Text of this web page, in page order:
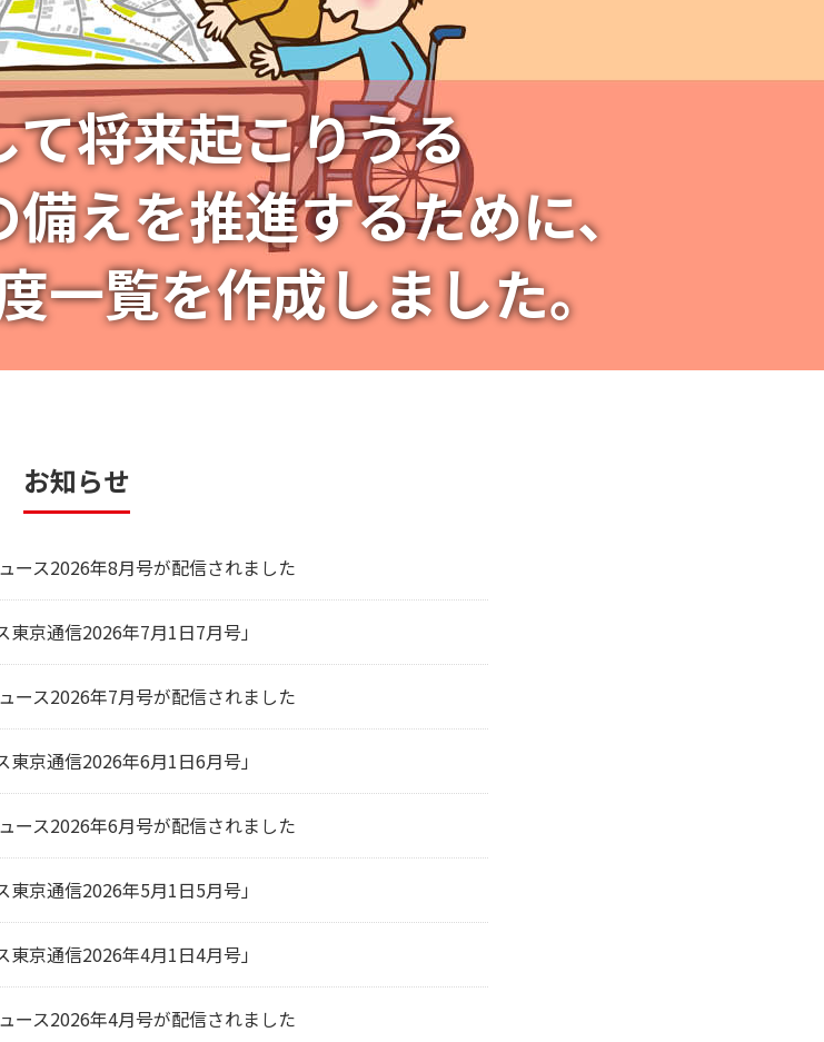
将来起こりうる
えを推進するために、
一覧を作成しました。
ちは、
にされる社会の実現を
します。
お知らせ
ース2026年8月号が配信されました
京通信2026年7月1日7月号」
ース2026年7月号が配信されました
京通信2026年6月1日6月号」
ース2026年6月号が配信されました
京通信2026年5月1日5月号」
京通信2026年4月1日4月号」
ース2026年4月号が配信されました